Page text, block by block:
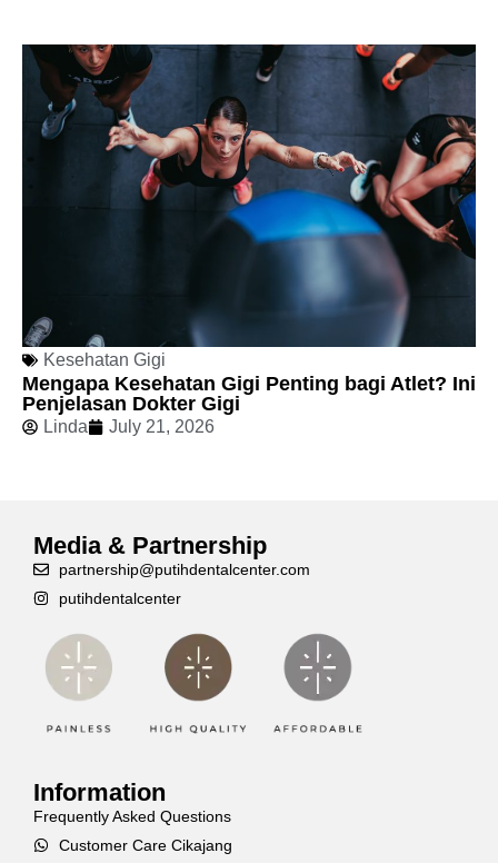
Kesehatan Gigi
Mengapa Kesehatan Gigi Penting bagi Atlet? Ini
Penjelasan Dokter Gigi
Linda July 21, 2026
Media & Partnership
partnership@putihdentalcenter.com
putihdentalcenter
Information
Frequently Asked Questions
Customer Care Cikajang